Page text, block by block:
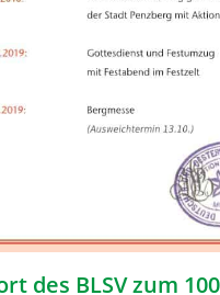
des BLSV zum